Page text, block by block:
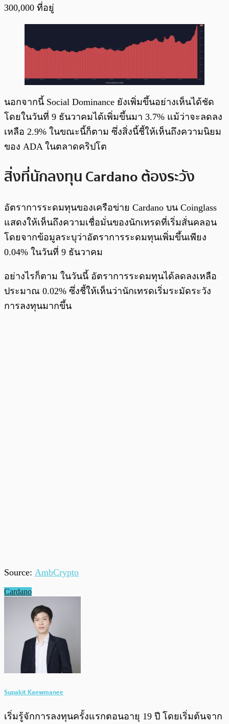
300,000 ที่อยู่
นอกจากนี้ Social Dominance ยังเพิ่มขึ้นอย่างเห็นได้ชัด
โดยในวันที่ 9 ธันวาคมได้เพิ่มขึ้นมา 3.7% แม้ว่าจะลดลง
เหลือ 2.9% ในขณะนี้ก็ตาม ซึ่งสิ่งนี้ชี้ให้เห็นถึงความนิยม
ของ ADA ในตลาดคริปโต
สิ่งที่นักลงทุน Cardano ต้องระวัง
อัตราการระดมทุนของเครือข่าย Cardano บน Coinglass
แสดงให้เห็นถึงความเชื่อมั่นของนักเทรดที่เริ่มสั่นคลอน
โดยจากข้อมูลระบุว่าอัตราการระดมทุนเพิ่มขึ้นเพียง
0.04% ในวันที่ 9 ธันวาคม
อย่างไรก็ตาม ในวันนี้ อัตราการระดมทุนได้ลดลงเหลือ
ประมาณ 0.02% ซึ่งชี้ให้เห็นว่านักเทรดเริ่มระมัดระวัง
การลงทุนมากขึ้น
Source: AmbCrypto
Cardano
Supakit Kaewmanee
เริ่มรู้จักการลงทุนครั้งแรกตอนอายุ 19 ปี โดยเริ่มต้นจาก